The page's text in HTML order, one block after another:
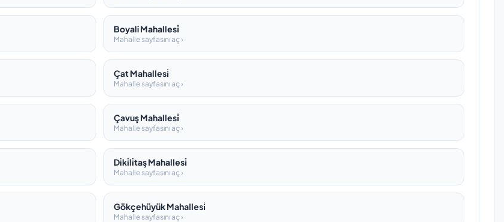
Boyali Mahallesi̇
Mahalle sayfasını aç ›
Çat Mahallesi̇
Mahalle sayfasını aç ›
Çavuş Mahallesi̇
Mahalle sayfasını aç ›
Di̇ki̇li̇taş Mahallesi̇
Mahalle sayfasını aç ›
Gökçehüyük Mahallesi̇
Mahalle sayfasını aç ›